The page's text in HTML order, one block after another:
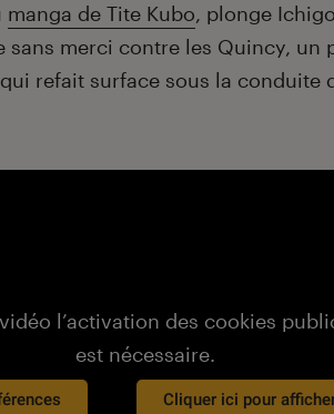
manga de Tite Kubo, plonge
sans merci contre les Quincy, un
refait surface sous la conduite
l’activation des cookies
est nécessaire.
Cliquer ici pour